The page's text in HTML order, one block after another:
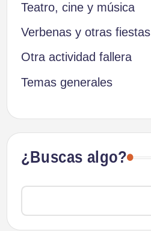
Teatro, cine y música
Verbenas y otras fiestas
Otra actividad fallera
Temas generales
¿Buscas algo?